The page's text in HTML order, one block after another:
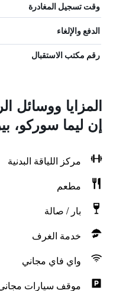
وقت تسجيل المغادرة
الدفع والإلغاء
رقم مكتب الاستقبال
المزايا ووسائل
إن ليما سوركو،
مركز اللياقة البدنية
مطعم
بار / صالة
خدمة الغرف
واي فاي مجاني
موقف سيارات